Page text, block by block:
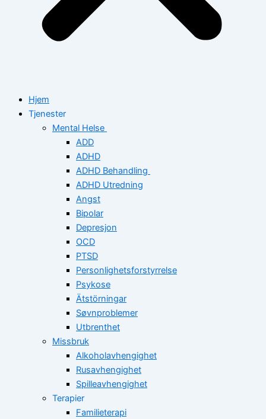
Hjem
Tjenester
Mental Helse
ADD
ADHD
ADHD Behandling
ADHD Utredning
Angst
Bipolar
Depresjon
OCD
PTSD
Personlighetsforstyrrelse
Psykose
Ätstörningar
Søvnproblemer
Utbrenthet
Missbruk
Alkoholavhengighet
Rusavhengighet
Spilleavhengighet
Terapier
Familieterapi